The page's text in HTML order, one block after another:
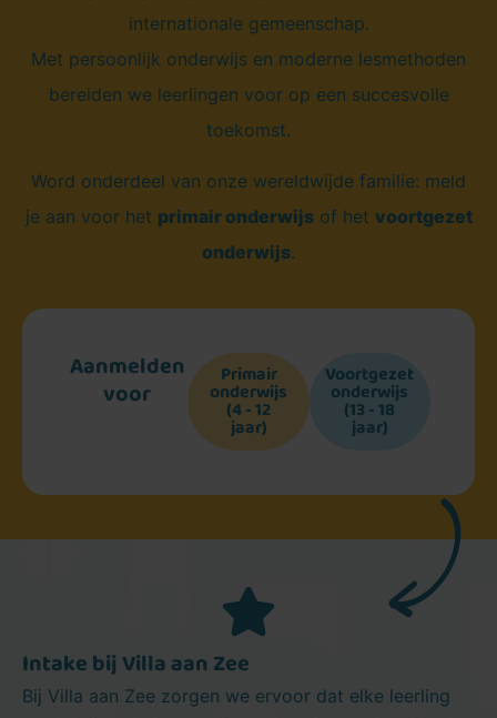
internationale gemeenschap.
Met persoonlijk onderwijs en moderne lesmethoden
bereiden we leerlingen voor op een succesvolle
toekomst.
Word onderdeel van onze wereldwijde familie: meld
je aan voor het primair onderwijsof het voortgezet
onderwijs.
Aanmelden
voor
Primair
onderwijs
(4 - 12
jaar)
Voortgezet
onderwijs
(13 - 18
jaar)
Intake bij Villa aan Zee
Bij Villa aan Zee zorgen we ervoor dat elke leerling